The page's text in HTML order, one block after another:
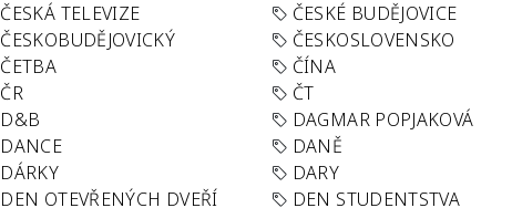
ČESKÁ TELEVIZE ČESKÉ BUDĚJOVICE
ČESKOBUDĚJOVICKÝ ČESKOSLOVENSKO
ČETBA ČÍNA
ČR ČT
D&B DAGMAR POPJAKOVÁ
DANCE DANĚ
DÁRKY DARY
DEN OTEVŘENÝCH DVEŘÍ DEN STUDENTSTVA